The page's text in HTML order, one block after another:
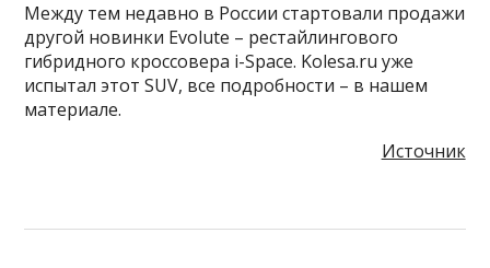
Между тем недавно в России стартовали продажи
другой новинки Evolute – рестайлингового
гибридного кроссовера i-Space. Kolesa.ru уже
испытал этот SUV, все подробности – в нашем
материале.
Источник